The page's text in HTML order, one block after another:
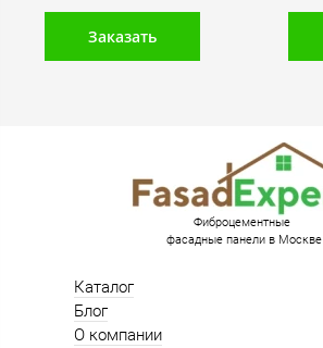
Заказать
Каталог
Блог
О компании
Фиброцементные
фасадные панели в Москве